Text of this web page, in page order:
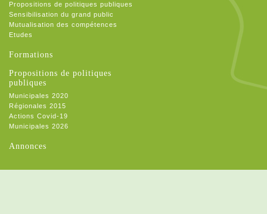
Propositions de politiques publiques
Sensibilisation du grand public
Mutualisation des compétences
Etudes
Formations
Propositions de politiques
publiques
Municipales 2020
Régionales 2015
Actions Covid-19
Municipales 2026
Annonces